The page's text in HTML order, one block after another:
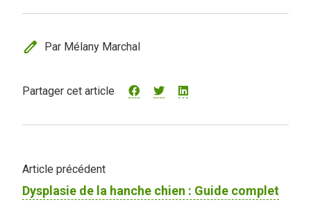
edit Par Mélany Marchal
Partager cet article
Article précédent
Dysplasie de la hanche chien : Guide complet